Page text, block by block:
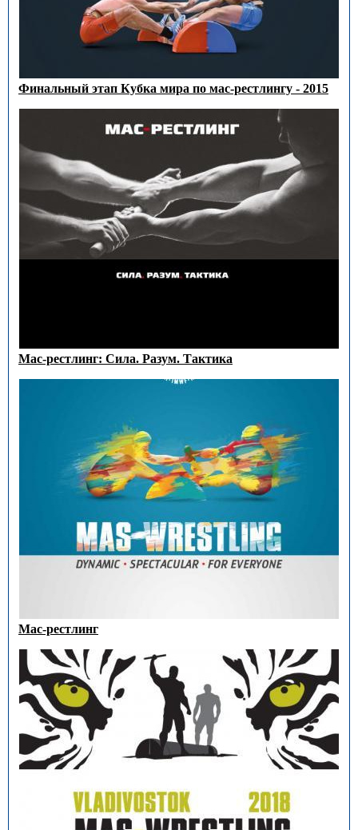
Финальный этап Кубка мира по мас-рестлингу - 2015
Мас-рестлинг: Сила. Разум. Тактика
Мас-рестлинг